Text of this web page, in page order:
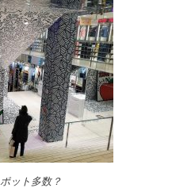
ット多数？